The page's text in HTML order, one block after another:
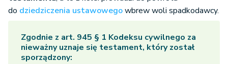
do dziedziczenia ustawowegowbrew woli spadkodawcy.
Zgodnie z art. 945 § 1 Kodeksu cywilnego za
nieważny uznaje się testament, który został
sporządzony: